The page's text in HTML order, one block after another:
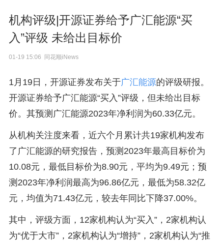
机构评级|开源证券给予广汇能源“买
入”评级 未给出目标价
01-19 15:06 同花顺iNews
1月19日，开源证券发布关于广汇能源的评级研报。
开源证券给予广汇能源“买入”评级，但未给出目标
价。其预测广汇能源2023年净利润为60.33亿元。
从机构关注度来看，近六个月累计共19家机构发布
了广汇能源的研究报告，预测2023年最高目标价为
10.08元，最低目标价为8.90元，平均为9.49元；预
测2023年净利润最高为96.86亿元，最低为58.32亿
元，均值为71.43亿元，较去年同比下降37.00%。
其中，评级方面，12家机构认为“买入”，2家机构认
为“优于大市”，2家机构认为“增持”，2家机构认为“推